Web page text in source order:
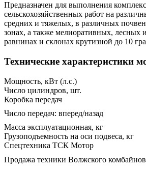
Предназначен для выполнения
сельскохозяйственных работ на
средних и тяжелых, в различных
зонах, а также мелиоративных, лесных
равнинах и склонах крутизной до 10
Технические характеристики
Мощность, кВт (л.с.)
Число цилиндров, шт.
Коробка передач
Число передач: вперед/назад
Масса эксплуатационная, кг
Грузоподъемность на оси подвеса, кг
Спецтехника ТСК Мотор
Продажа техники Волжского